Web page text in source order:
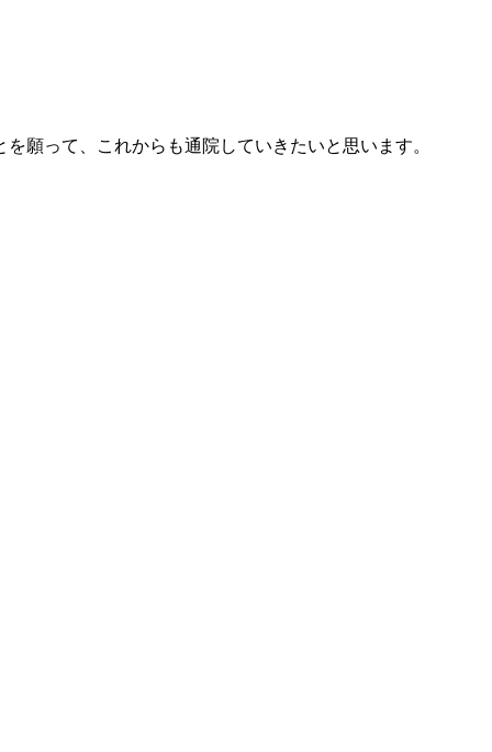
願って、これからも通院していきたいと思います。